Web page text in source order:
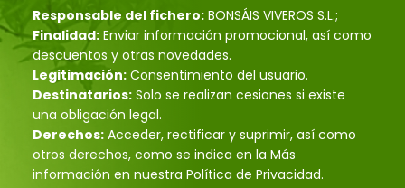
Responsable del fichero: BONSÁIS VIVEROS S.L.;
Finalidad: Enviar información promocional, así como
descuentos y otras novedades.
Legitimación: Consentimiento del usuario.
Destinatarios: Solo se realizan cesiones si existe
una obligación legal.
Derechos: Acceder, rectificar y suprimir, así como
otros derechos, como se indica en la Más
información en nuestra Política de Privacidad.